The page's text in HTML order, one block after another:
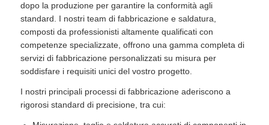
dopo la produzione per garantire la conformità agli
standard. I nostri team di fabbricazione e saldatura,
composti da professionisti altamente qualificati con
competenze specializzate, offrono una gamma completa di
servizi di fabbricazione personalizzati su misura per
soddisfare i requisiti unici del vostro progetto.
I nostri principali processi di fabbricazione aderiscono a
rigorosi standard di precisione, tra cui: